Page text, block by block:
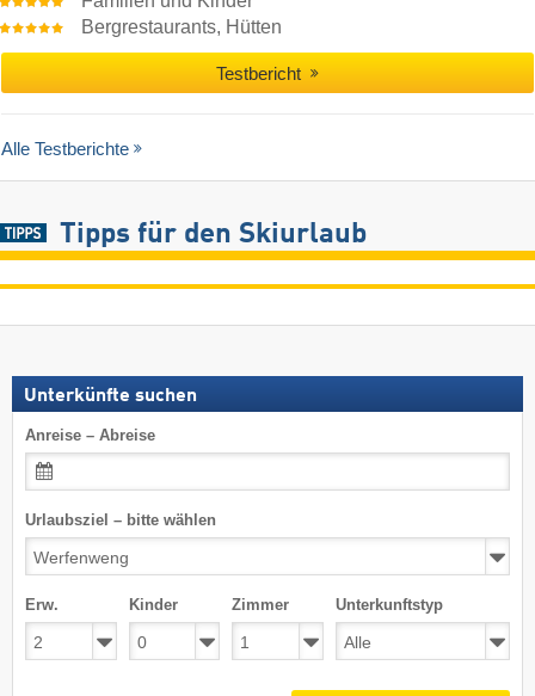
Bergrestaurants, Hütten
Testbericht
Alle Testberichte
Tipps für den Skiurlaub
Unterkünfte suchen
Anreise – Abreise
Urlaubsziel – bitte wählen
Erw. Kinder Zimmer Unterkunftstyp